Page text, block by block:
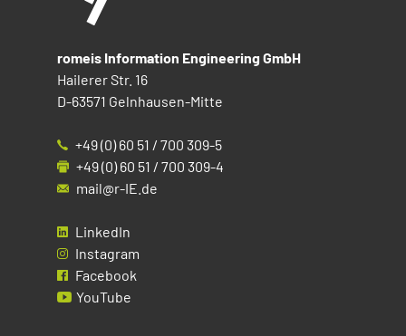
romeis Information Engineering GmbH
Hailerer Str. 16
D-63571 Gelnhausen-Mitte
+49 (0) 60 51 / 700 309-5
+49 (0) 60 51 / 700 309-4
mail@r-IE.de
LinkedIn
Instagram
Facebook
YouTube